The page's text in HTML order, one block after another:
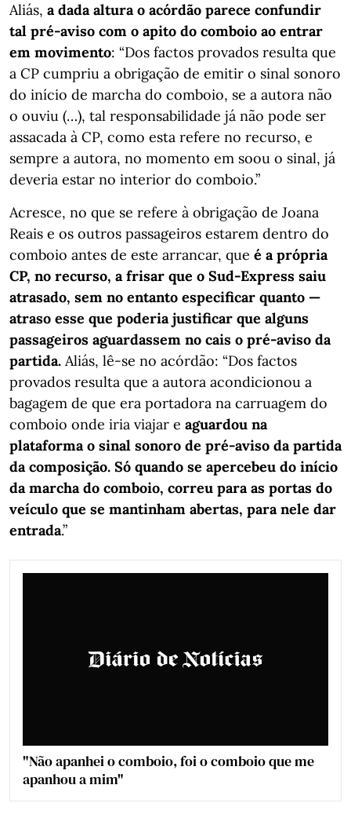
Aliás, a dada altura o acórdão parece confundir
tal pré-aviso com o apito do comboio ao entrar
em movimento: “Dos factos provados resulta que
a CP cumpriu a obrigação de emitir o sinal sonoro
do início de marcha do comboio, se a autora não
o ouviu (…), tal responsabilidade já não pode ser
assacada à CP, como esta refere no recurso, e
sempre a autora, no momento em soou o sinal, já
deveria estar no interior do comboio.”
Acresce, no que se refere à obrigação de Joana
Reais e os outros passageiros estarem dentro do
comboio antes de este arrancar, que é a própria
CP, no recurso, a frisar que o Sud-Express saiu
atrasado, sem no entanto especificar quanto —
atraso esse que poderia justificar que alguns
passageiros aguardassem no cais o pré-aviso da
partida. Aliás, lê-se no acórdão: “Dos factos
provados resulta que a autora acondicionou a
bagagem de que era portadora na carruagem do
comboio onde iria viajar e aguardou na
plataforma o sinal sonoro de pré-aviso da partida
da composição. Só quando se apercebeu do início
da marcha do comboio, correu para as portas do
veículo que se mantinham abertas, para nele dar
entrada.”
"Não apanhei o comboio, foi o comboio que me
apanhou a mim"